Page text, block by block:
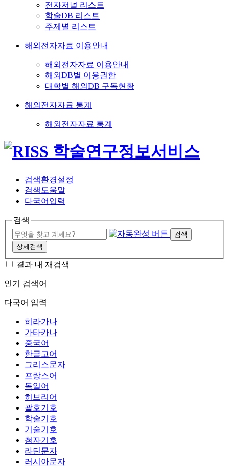
전자저널 리스트
학술DB 리스트
주제별 리스트
해외전자자료 이용안내
해외전자자료 이용안내
해외DB별 이용권한
대학별 해외DB 구독현황
해외전자자료 통계
해외전자자료 통계
검색환경설정
검색도움말
다국어입력
검색
검색
상세검색
결과 내 재검색
인기 검색어
다국어 입력
히라가나
가타카나
중국어
한글고어
그리스문자
프랑스어
독일어
히브리어
괄호기호
학술기호
기술기호
첨자기호
라틴문자
러시아문자